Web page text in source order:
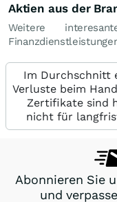
Aktien aus der
Weitere
Im Durchschnitt
Verluste beim
Zertifikate sind
nicht für
Abonnieren Sie
und